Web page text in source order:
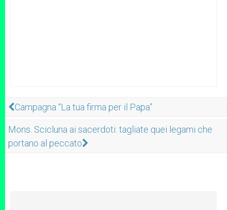
Campagna “La tua firma per il Papa”
Mons. Scicluna ai sacerdoti: tagliate quei legami che
portano al peccato